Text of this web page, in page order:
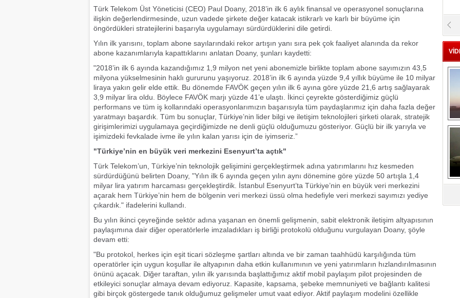
Türk Telekom Üst Yöneticisi (CEO) Paul Doany, 2018’in ilk 6 aylık finansal ve operasyonel sonuçlarına
ilişkin değerlendirmesinde, uzun vadede şirkete değer katacak istikrarlı ve karlı bir büyüme için
öngördükleri stratejilerini başarıyla uygulamayı sürdürdüklerini dile getirdi.
Yılın ilk yarısını, toplam abone sayılarındaki rekor artışın yanı sıra pek çok faaliyet alanında da rekor
abone kazanımlarıyla kapattıklarını anlatan Doany, şunları kaydetti:
"2018’in ilk 6 ayında kazandığımız 1,9 milyon net yeni abonemizle birlikte toplam abone sayımızın 43,5
milyona yükselmesinin haklı gururunu yaşıyoruz. 2018’in ilk 6 ayında yüzde 9,4 yıllık büyüme ile 10 milyar
liraya yakın gelir elde ettik. Bu dönemde FAVÖK geçen yılın ilk 6 ayına göre yüzde 21,6 artış sağlayarak
3,9 milyar lira oldu. Böylece FAVÖK marjı yüzde 41’e ulaştı. İkinci çeyrekte gösterdiğimiz güçlü
performans ve tüm iş kollarındaki operasyonlarımızın başarısıyla tüm paydaşlarımız için daha fazla değer
yaratmayı başardık. Tüm bu sonuçlar, Türkiye’nin lider bilgi ve iletişim teknolojileri şirketi olarak, stratejik
girişimlerimizi uygulamaya geçirdiğimizde ne denli güçlü olduğumuzu gösteriyor. Güçlü bir ilk yarıyla ve
işimizdeki fevkalade ivme ile yılın kalan yarısı için de iyimseriz.”
"Türkiye’nin en büyük veri merkezini Esenyurt’ta açtık"
Türk Telekom’un, Türkiye’nin teknolojik gelişimini gerçekleştirmek adına yatırımlarını hız kesmeden
sürdürdüğünü belirten Doany, "Yılın ilk 6 ayında geçen yılın aynı dönemine göre yüzde 50 artışla 1,4
milyar lira yatırım harcaması gerçekleştirdik. İstanbul Esenyurt’ta Türkiye’nin en büyük veri merkezini
açarak hem Türkiye’nin hem de bölgenin veri merkezi üssü olma hedefiyle veri merkezi sayımızı yediye
çıkardık." ifadelerini kullandı.
Bu yılın ikinci çeyreğinde sektör adına yaşanan en önemli gelişmenin, sabit elektronik iletişim altyapısının
paylaşımına dair diğer operatörlerle imzaladıkları iş birliği protokolü olduğunu vurgulayan Doany, şöyle
devam etti:
"Bu protokol, herkes için eşit ticari sözleşme şartları altında ve bir zaman taahhüdü karşılığında tüm
operatörler için uygun koşullar ile altyapının daha etkin kullanımının ve yeni yatırımların hızlandırılmasının
önünü açacak. Diğer taraftan, yılın ilk yarısında başlattığımız aktif mobil paylaşım pilot projesinden de
etkileyici sonuçlar almaya devam ediyoruz. Kapasite, kapsama, şebeke memnuniyeti ve bağlantı kalitesi
gibi birçok göstergede tanık olduğumuz gelişmeler umut vaat ediyor. Aktif paylaşım modelini özellikle